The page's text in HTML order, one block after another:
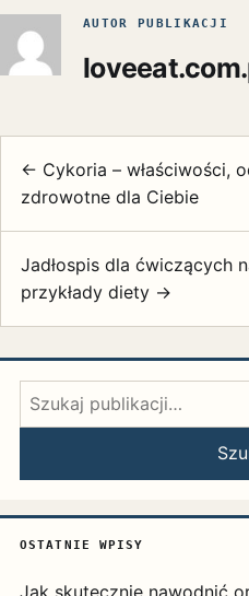
AUTOR PUBLIKACJI
← Cykoria – właściwości,
zdrowotne dla Ciebie
Jadłospis dla ćwiczących
przykłady diety →
Szukaj:
OSTATNIE WPISY
Jak skutecznie nawodnić